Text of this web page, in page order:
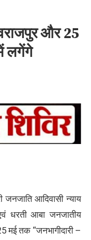
और 25
लगेंगे
जनजाति आदिवासी न्याय
धरती आबा जनजातीय
मई तक “जनभागीदारी –